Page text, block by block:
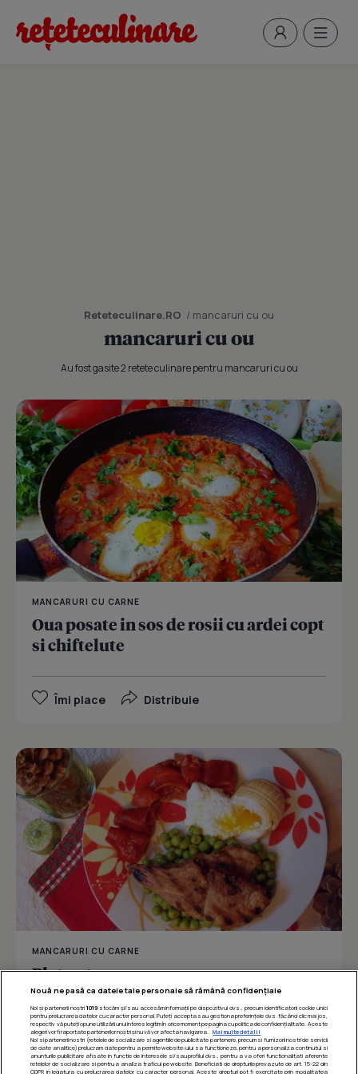
Reteteculinare.RO / mancaruri cu ou
mancaruri cu ou
Au fost gasite 2 retete culinare pentru mancaruri cu ou
MANCARURI CU CARNE
Oua posate in sos de rosii cu ardei copt
si chiftelute
Îmi place Distribuie
MANCARURI CU CARNE
Platou taranesc
Îmi place Distribuie
Nouă ne pasă ca datele tale personale să rămână confidențiale
Noi și partenerii noștri 1019stocăm și/sau accesăm informații pe dispozitivul dvs., precum identificatorii cookie unici
pentru prelucrarea datelor cu caracter personal. Puteți accepta sau gestiona preferințele dvs. făcând clic mai jos,
respectiv vă puteți opune utilizării unui interes legitim în orice moment pe pagina cu politica de confidențialitate. Aceste
alegeri vor fi raportate partenerilor noștri și nu vă vor afecta navigarea.
Mai multe detalii
Noi si partenerii nostri (retelele de socializare si agentiile de publicitate partenere, precum si furnizorii nostri de servicii
de date analitice) prelucram date pentru a permite website-ului sa functioneze, pentru a personaliza continutul si
anunturile publicitare afisate in functie de interesele si/sau profilul dvs., pentru a va oferi functionalitati aferente
retelelor de socializare si pentru a analiza traficul pe website. Beneficiati de drepturile prevazute de art. 15-22 din
GDPR in legatura cu prelucrarea datelor cu caracter personal. Aceste drepturi pot fi exercitate prin modalitatea